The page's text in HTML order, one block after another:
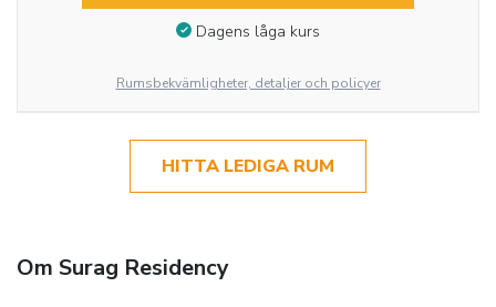
Dagens låga kurs
Rumsbekvämligheter, detaljer och policyer
HITTA LEDIGA RUM
Om Surag Residency